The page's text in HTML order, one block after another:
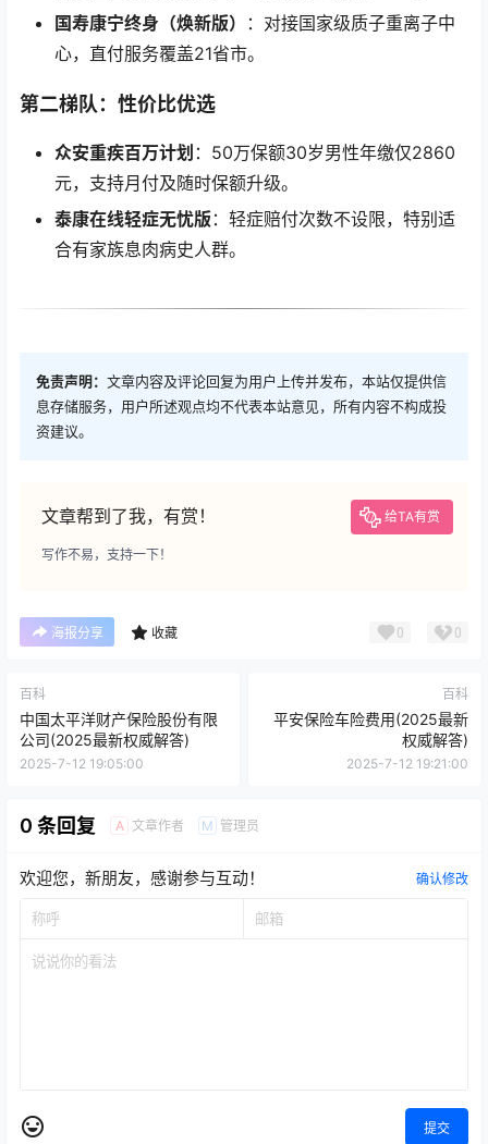
国寿康宁终身（焕新版）
：对接国家级质子重离子中
心，直付服务覆盖21省市。
第二梯队：性价比优选
众安重疾百万计划 ：50万保额30岁男性年缴仅2860
元，支持月付及随时保额升级。
泰康在线轻症无忧版：轻症赔付次数不设限，特别适
合有家族息肉病史人群。
免责声明： 文章内容及评论回复为用户上传并发布，本站仅提供信
息存储服务，用户所述观点均不代表本站意见，所有内容不构成投
资建议。
文章帮到了我，有赏！ 给TA有赏
写作不易，支持一下！
海报分享 收藏 0 0
百科
中国太平洋财产保险股份有限
公司(2025最新权威解答)
2025-7-12 19:05:00
百科
平安保险车险费用(2025最新
权威解答)
2025-7-12 19:21:00
0 条回复 A 文章作者 M 管理员
欢迎您，新朋友，感谢参与互动！ 确认修改
提交